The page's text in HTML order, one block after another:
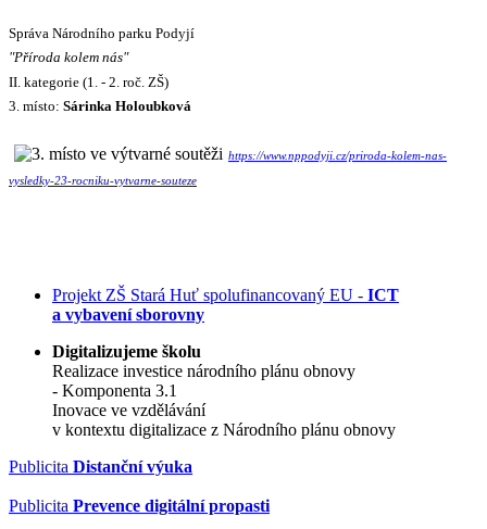
Správa Národního parku Podyjí
"Příroda kolem nás"
II. kategorie (1. - 2. roč. ZŠ)
3. místo: Sárinka Holoubková
https://www.nppodyji.cz/priroda-kolem-nas-
vysledky-23-rocniku-vytvarne-souteze
Projekt ZŠ Stará Huť spolufinancovaný EU - ICT
a vybavení sborovny
Digitalizujeme školu
Realizace investice národního plánu obnovy
- Komponenta 3.1
Inovace ve vzdělávání
v kontextu digitalizace z Národního plánu obnovy
Publicita Distanční výuka
Publicita Prevence digitální propasti